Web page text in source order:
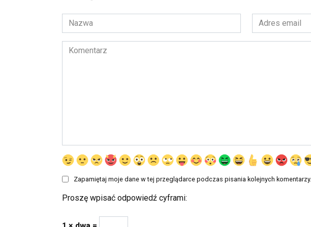
Nazwa
*
Adres
email
*
Komentarz
Zapamiętaj moje dane w tej przeglądarce podczas pisania kolejnych komentarzy.
Proszę wpisać odpowiedź cyframi: